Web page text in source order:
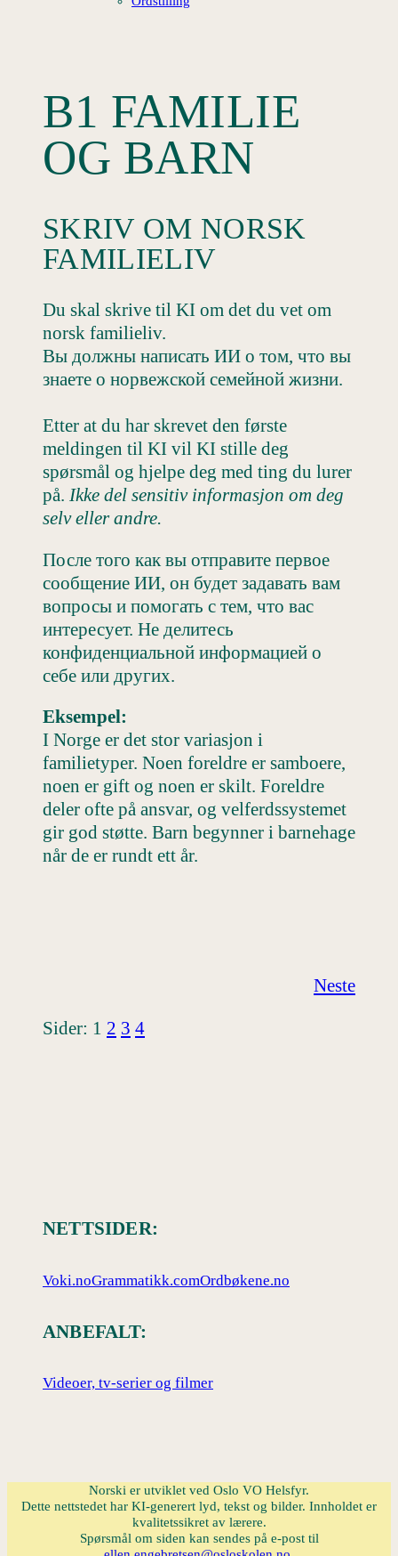
B1 FAMILIE
OG BARN
SKRIV OM NORSK
FAMILIELIV
Du skal skrive til KI om det du vet om
norsk familieliv.
Вы должны написать ИИ о том, что вы
знаете о норвежской семейной жизни.
Etter at du har skrevet den første
meldingen til KI vil KI stille deg
spørsmål og hjelpe deg med ting du lurer
på. Ikke del sensitiv informasjon om deg
selv eller andre.
После того как вы отправите первое
сообщение ИИ, он будет задавать вам
вопросы и помогать с тем, что вас
интересует. Не делитесь
конфиденциальной информацией о
себе или других.
Eksempel:
I Norge er det stor variasjon i
familietyper. Noen foreldre er samboere,
noen er gift og noen er skilt. Foreldre
deler ofte på ansvar, og velferdssystemet
gir god støtte. Barn begynner i barnehage
når de er rundt ett år.
Neste
Sider: 1 2 3 4
NETTSIDER:
Voki.noGrammatikk.comOrdbøkene.no
ANBEFALT:
Videoer, tv-serier og filmer
Norski er utviklet ved Oslo VO Helsfyr.
Dette nettstedet har KI-generert lyd, tekst og bilder. Innholdet er
kvalitetssikret av lærere.
Spørsmål om siden kan sendes på e-post til